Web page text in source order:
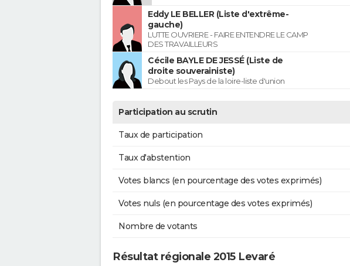
Eddy LE BELLER (Liste d'extrême-
gauche)
LUTTE OUVRIERE - FAIRE ENTENDRE LE CAMP
DES TRAVAILLEURS
Cécile BAYLE DE JESSÉ (Liste de
droite souverainiste)
Debout les Pays de la loire-liste d'union
Participation au scrutin
Taux de participation
Taux d'abstention
Votes blancs (en pourcentage des votes exprimés)
Votes nuls (en pourcentage des votes exprimés)
Nombre de votants
Résultat régionale 2015 Levaré